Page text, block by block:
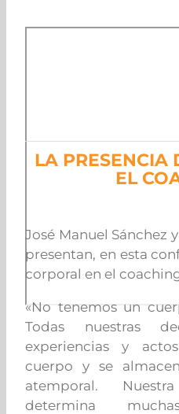
LA PRESENCIA
EL
José Manuel Sánchez
presentan, en esta
corporal en el
«No tenemos un
Todas nuestras
experiencias y
cuerpo y se
atemporal.
determina